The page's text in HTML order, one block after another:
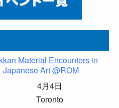
Material Encounters in
Japanese Art @ROM
4月4日
Toronto